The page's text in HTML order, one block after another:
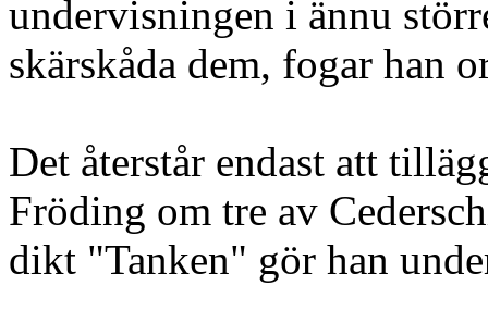
undervisningen i ännu
skärskåda dem, fogar han
Det återstår endast att
Fröding om tre av
dikt "Tanken" gör han